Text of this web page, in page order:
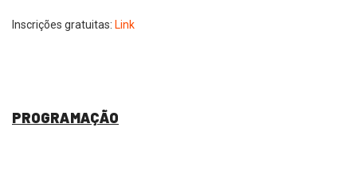
Inscrições gratuitas: Link
PROGRAMAÇÃO